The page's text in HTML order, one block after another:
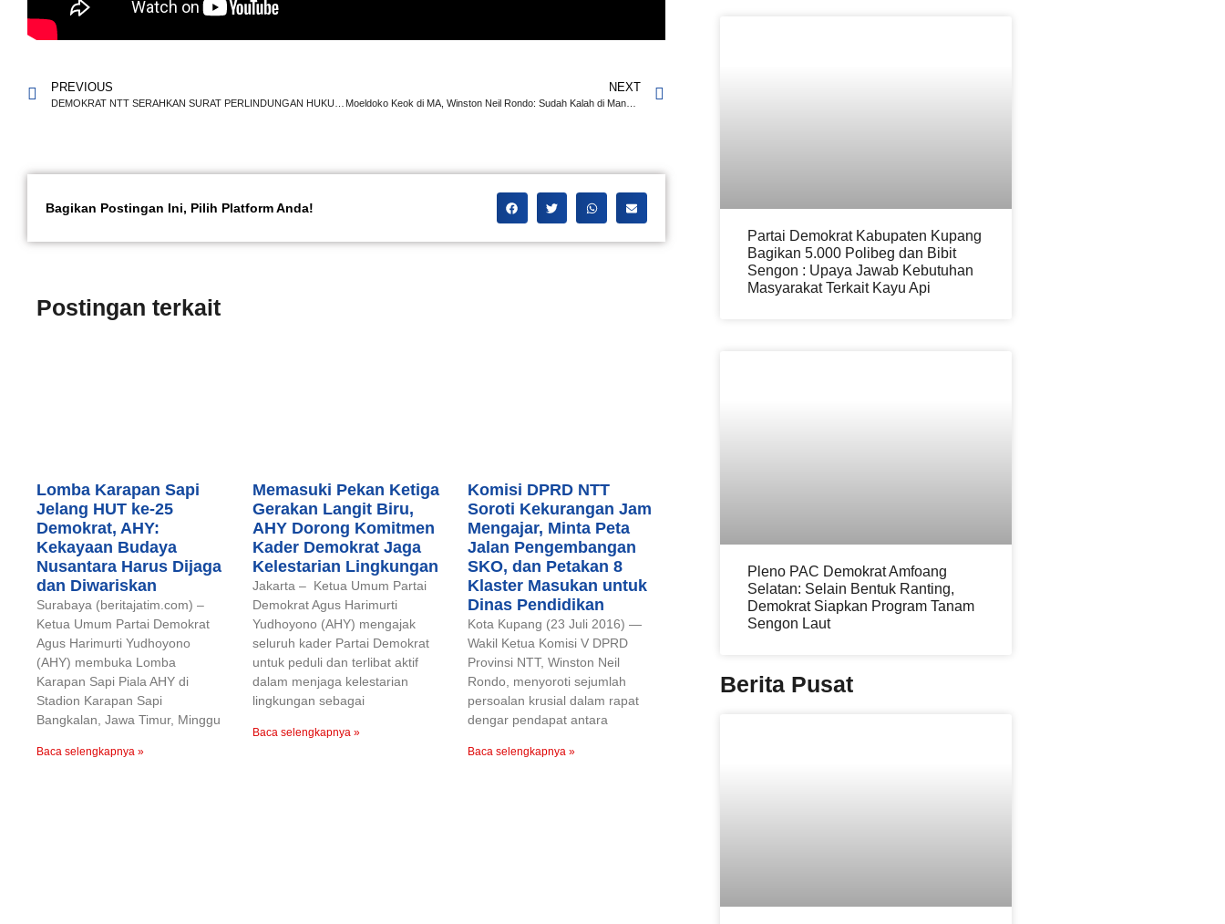
PREVIOUS NEXT
Bagikan Postingan Ini, Pilih Platform Anda!
Postingan terkait
Lomba Karapan Sapi
Jelang HUT ke-25
Demokrat, AHY:
Kekayaan Budaya
Nusantara Harus Dijaga
dan Diwariskan
Surabaya (beritajatim.com) –
Ketua Umum Partai Demokrat
Agus Harimurti Yudhoyono
(AHY) membuka Lomba
Karapan Sapi Piala AHY di
Stadion Karapan Sapi
Bangkalan, Jawa Timur, Minggu
Baca selengkapnya »
Memasuki Pekan Ketiga
Gerakan Langit Biru,
AHY Dorong Komitmen
Kader Demokrat Jaga
Kelestarian Lingkungan
Jakarta – Ketua Umum Partai
Demokrat Agus Harimurti
Yudhoyono (AHY) mengajak
seluruh kader Partai Demokrat
untuk peduli dan terlibat aktif
dalam menjaga kelestarian
lingkungan sebagai
Baca selengkapnya »
Komisi DPRD NTT
Soroti Kekurangan Jam
Mengajar, Minta Peta
Jalan Pengembangan
SKO, dan Petakan 8
Klaster Masukan untuk
Dinas Pendidikan
Kota Kupang (23 Juli 2016) —
Wakil Ketua Komisi V DPRD
Provinsi NTT, Winston Neil
Rondo, menyoroti sejumlah
persoalan krusial dalam rapat
dengar pendapat antara
Baca selengkapnya »
Partai Demokrat Kabupaten Kupang
Bagikan 5.000 Polibeg dan Bibit
Sengon : Upaya Jawab Kebutuhan
Masyarakat Terkait Kayu Api
Pleno PAC Demokrat Amfoang
Selatan: Selain Bentuk Ranting,
Demokrat Siapkan Program Tanam
Sengon Laut
Berita Pusat